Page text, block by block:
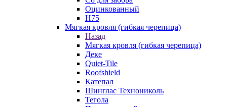
Оцинкованный
Н75
Мягкая кровля (гибкая черепица)
Назад
Мягкая кровля (гибкая черепица)
Деке
Quiet-Tile
Roofshield
Катепал
Шинглас Технониколь
Тегола